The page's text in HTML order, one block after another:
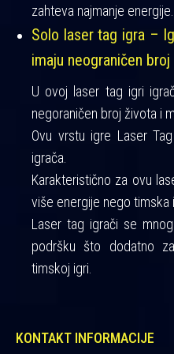
zahteva najmanje energije.
Solo laser tag igra –
imaju neograničen
U ovoj laser tag igri
negoraničen broj života i
Ovu vrstu igre Laser
igrača.
Karakteristično za ovu
više energije nego timska
Laser tag igrači se
podršku što dodatno
timskoj igri.
KONTAKT INFORMACIJE